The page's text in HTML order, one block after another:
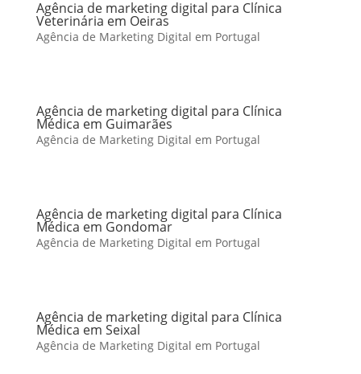
Agência de marketing digital para Clínica
Veterinária em Oeiras
Agência de Marketing Digital em Portugal
Agência de marketing digital para Clínica
Médica em Guimarães
Agência de Marketing Digital em Portugal
Agência de marketing digital para Clínica
Médica em Gondomar
Agência de Marketing Digital em Portugal
Agência de marketing digital para Clínica
Médica em Seixal
Agência de Marketing Digital em Portugal